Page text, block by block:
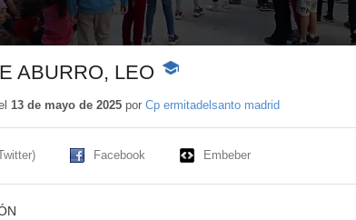
ABURRO, LEO
-
educativo
13 de mayo de 2025por Cp ermitadelsanto madrid
Facebook Embeber